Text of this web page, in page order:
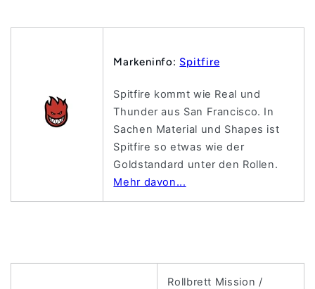
Markeninfo: Spitfire
Spitfire kommt wie Real und
Thunder aus San Francisco. In
Sachen Material und Shapes ist
Spitfire so etwas wie der
Goldstandard unter den Rollen.
Mehr davon...
Rollbrett Mission /